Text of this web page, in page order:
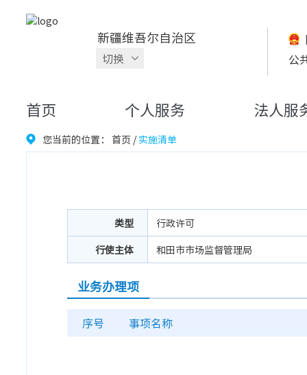
新疆维吾尔自治区
切换
公
首页 个人服务 法人服
您当前的位置： 首页 /实施清单
类型
行政许可
行使主体
和田市市场监督管理局
业务办理项
序号 事项名称